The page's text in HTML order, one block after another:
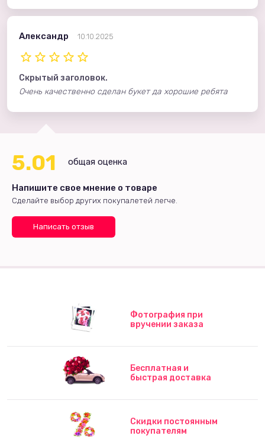
Александр 10.10.2025
Скрытый заголовок.
Очень качественно сделан букет да хорошие ребята
Напишите свое мнение о товаре
Сделайте выбор других покупалетей легче.
Написать отзыв
5.01 общая оценка
Фотография при
вручении заказа
Бесплатная и
быстрая доставка
Скидки постоянным
покупателям